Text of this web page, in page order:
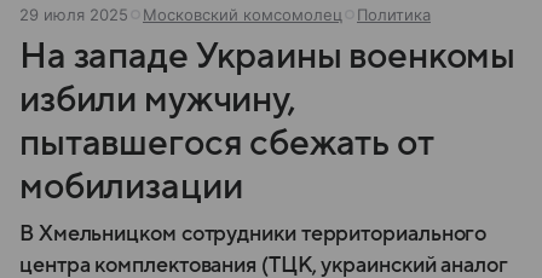
29 июля 2025 Московский комсомолец Политика
На западе Украины военкомы
избили мужчину,
пытавшегося сбежать от
мобилизации
В Хмельницком сотрудники территориального
центра комплектования (ТЦК, украинский аналог